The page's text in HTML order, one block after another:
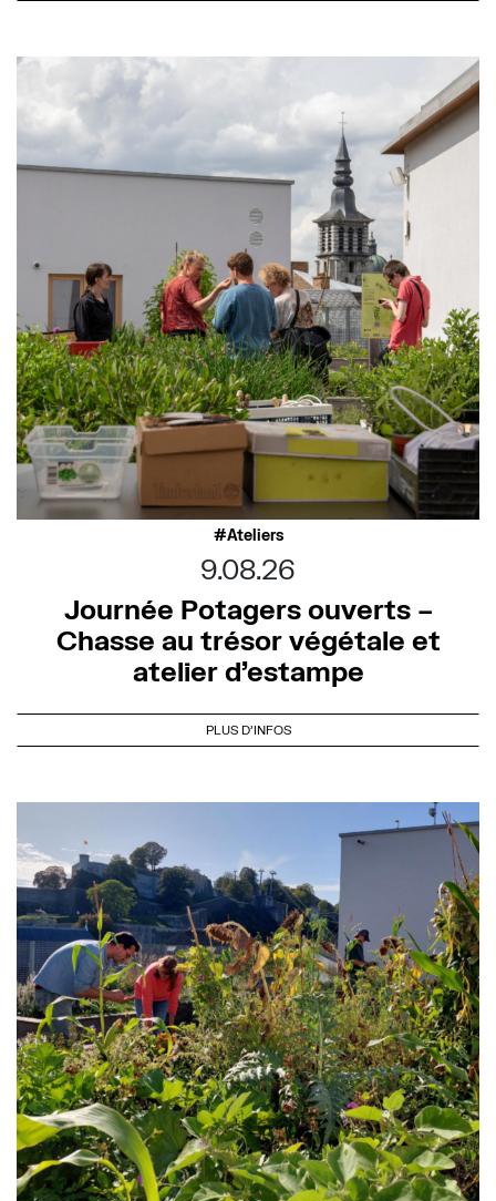
Ateliers
9.08.26
Journée Potagers ouverts –
Chasse au trésor végétale et
atelier d’estampe
PLUS D'INFOS